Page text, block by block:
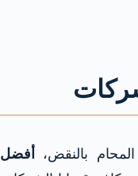
المحام بالنقض،
أفضل